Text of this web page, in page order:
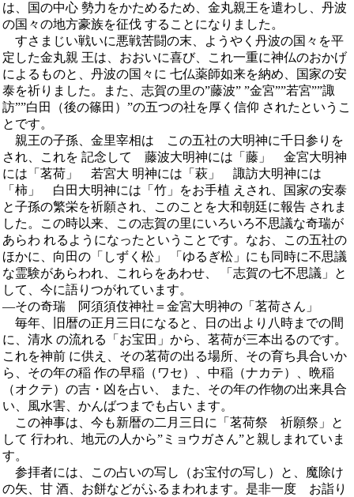
は、国の中心 勢力をかためるため、金丸親王を遣わし、丹波
の国々の地方豪族を征伐 することになりました。
すさまじい戦いに悪戦苦闘の末、ようやく丹波の国々を平
定した金丸親 王は、おおいに喜び、これ一重に神仏のおかげ
によるものと、丹波の国々に 七仏薬師如来を納め、国家の安
泰を祈りました。また、志賀の里の”藤波” ”金宮””若宮””諏
訪””白田（後の篠田）”の五つの社を厚く信仰 されたというこ
とです。
親王の子孫、金里宰相は この五社の大明神に千日参りを
され、これを 記念して 藤波大明神には「藤」 金宮大明神
には「茗荷」 若宮大 明神には「萩」 諏訪大明神には
「柿」 白田大明神には「竹」をお手植 えされ、国家の安泰
と子孫の繁栄を祈願され、このことを大和朝廷に報告 されま
した。この時以来、この志賀の里にいろいろ不思議な奇瑞が
あらわ れるようになったということです。なお、この五社の
ほかに、向田の「しずく松」 「ゆるぎ松」にも同時に不思議
な霊験があらわれ、これらをあわせ、 「志賀の七不思議」と
して、今に語りつがれています。
―その奇瑞 阿須須伎神社＝金宮大明神の「茗荷さん」
毎年、旧暦の正月三日になると、日の出より八時までの間
に、清水 の流れる「お宝田」から、茗荷が三本出るのです。
これを神前 に供え、その茗荷の出る場所、その育ち具合いか
ら、その年の稲 作の早稲（ワセ）、中稲（ナカテ）、晩稲
（オクテ）の吉・凶を占い、 また、その年の作物の出来具合
い、風水害、かんばつまでも占い ます。
この神事は、今も新暦の二月三日に「茗荷祭 祈願祭」と
して 行われ、地元の人から”ミョウガさん”と親しまれていま
す。
参拝者には、この占いの写し（お宝付の写し）と、魔除け
の矢、甘 酒、お餅などがふるまわれます。是非一度 お詣り